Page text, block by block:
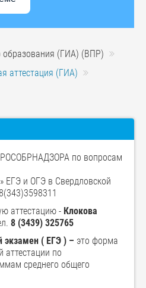
образования (ГИА) (ВПР)
аттестация (ГИА)
РОСОБРНАДЗОРА по вопросам
ЕГЭ и ОГЭ в Свердловской
аттестацию - Клокова
8 (3439) 325765
экзамен ( ЕГЭ ) – это форма
аттестации по
среднего общего